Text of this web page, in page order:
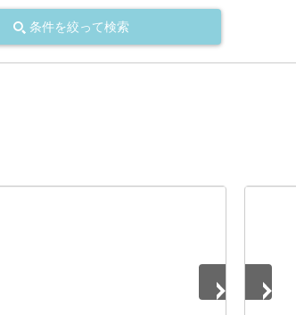
条件を絞って検索